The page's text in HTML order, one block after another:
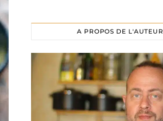
A PROPOS DE L'AUTEUR